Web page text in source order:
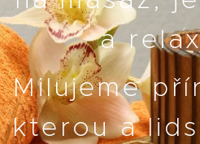
a
Milujeme
kterou a